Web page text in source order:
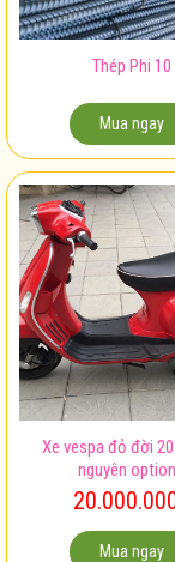
Thép Phi 10
Mua ngay
Xe vespa đỏ đời
nguyên
Mua ngay